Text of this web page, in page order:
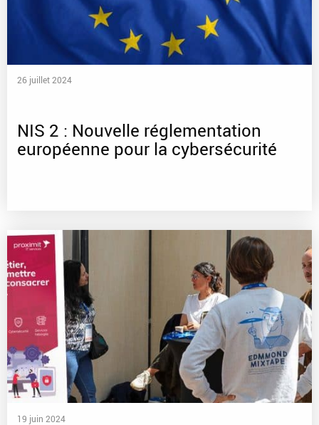
26 juillet 2024
NIS 2 : Nouvelle réglementation
européenne pour la cybersécurité
19 juin 2024